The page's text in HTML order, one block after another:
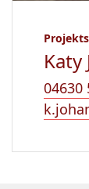
Katy
04630